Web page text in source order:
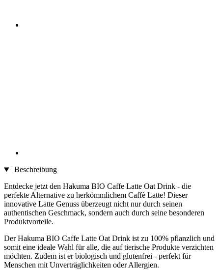
Beschreibung
Entdecke jetzt den Hakuma BIO Caffe Latte Oat Drink - die
perfekte Alternative zu herkömmlichem Caffè Latte! Dieser
innovative Latte Genuss überzeugt nicht nur durch seinen
authentischen Geschmack, sondern auch durch seine besonderen
Produktvorteile.
Der Hakuma BIO Caffe Latte Oat Drink ist zu 100% pflanzlich und
somit eine ideale Wahl für alle, die auf tierische Produkte verzichten
möchten. Zudem ist er biologisch und glutenfrei - perfekt für
Menschen mit Unverträglichkeiten oder Allergien.